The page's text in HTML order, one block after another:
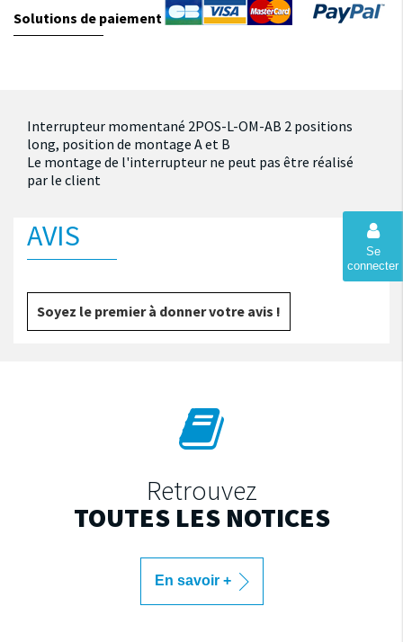
Se
connecter
Solutions de paiement
Interrupteur momentané 2POS-L-OM-AB 2 positions
long, position de montage A et B
Le montage de l'interrupteur ne peut pas être réalisé
par le client
AVIS
Soyez le premier à donner votre avis !
Retrouvez
TOUTES LES NOTICES
En savoir +